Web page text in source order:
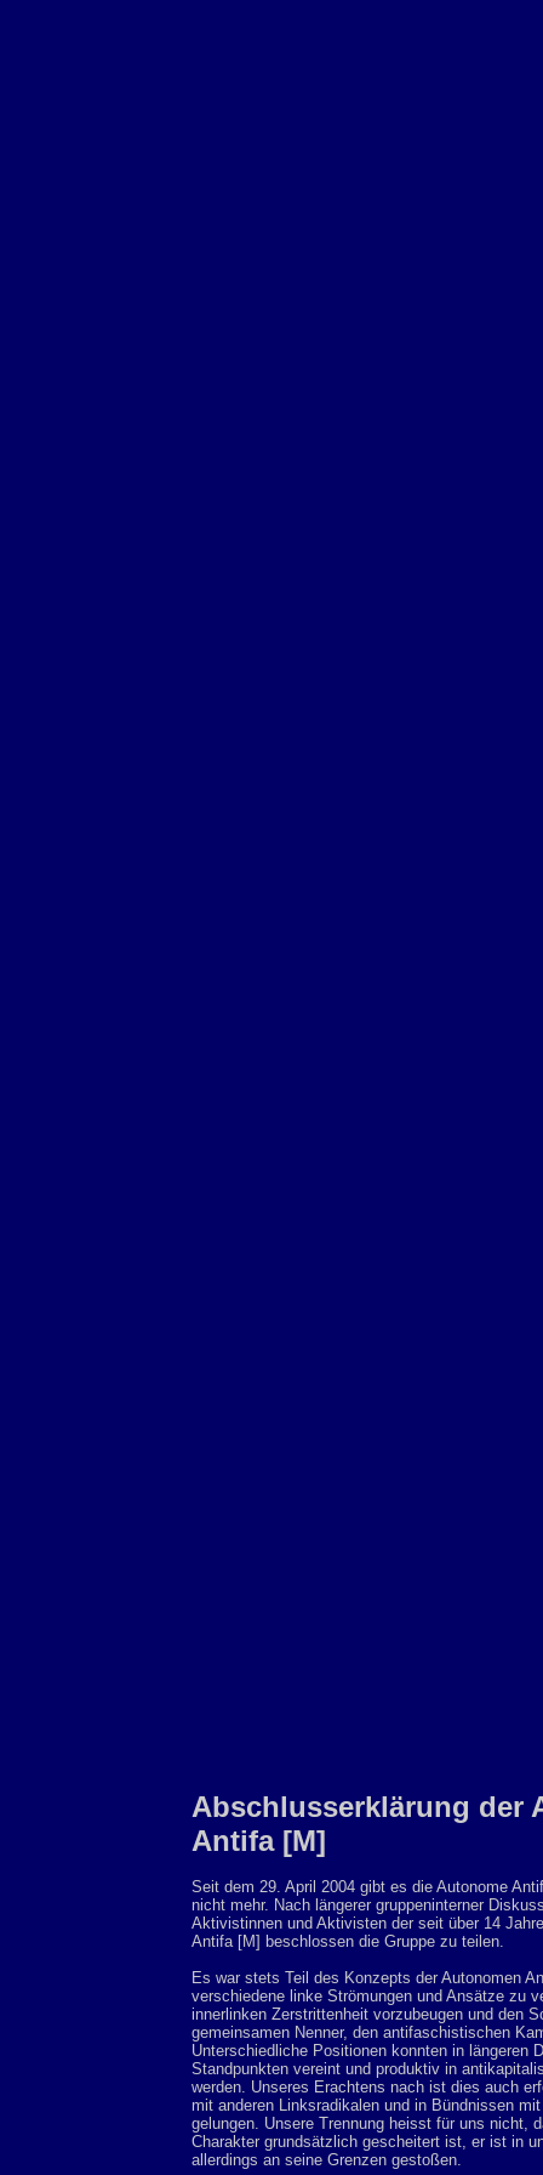
Abschlusserklärung der
Antifa [M]
Seit dem 29. April 2004 gibt es die Autonome
nicht mehr. Nach längerer gruppeninterner
Aktivistinnen und Aktivisten der seit über 14
Antifa [M] beschlossen die Gruppe zu teilen.
Es war stets Teil des Konzepts der Autonomen
verschiedene linke Strömungen und Ansätze zu
innerlinken Zerstrittenheit vorzubeugen und den
gemeinsamen Nenner, den antifaschistischen
Unterschiedliche Positionen konnten in längeren
Standpunkten vereint und produktiv in
werden. Unseres Erachtens nach ist dies auch
mit anderen Linksradikalen und in Bündnissen
gelungen. Unsere Trennung heisst für uns nicht,
Charakter grundsätzlich gescheitert ist, er ist in
allerdings an seine Grenzen gestoßen.